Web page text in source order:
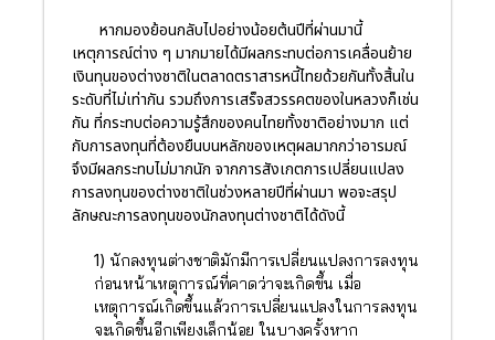
หากมองย้อนกลับไปอย่างน้อยต้นปีที่ผ่านมานี้
เหตุการณ์ต่าง ๆ มากมายได้มีผลกระทบต่อการเคลื่อนย้าย
เงินทุนของต่างชาติในตลาดตราสารหนี้ไทยด้วยกันทั้งสิ้นใน
ระดับที่ไม่เท่ากัน รวมถึงการเสร็จสวรรคตของในหลวงก็เช่น
กัน ที่กระทบต่อความรู้สึกของคนไทยทั้งชาติอย่างมาก แต่
กับการลงทุนที่ต้องยืนบนหลักของเหตุผลมากกว่าอารมณ์
จึงมีผลกระทบไม่มากนัก จากการสังเกตการเปลี่ยนแปลง
การลงทุนของต่างชาติในช่วงหลายปีที่ผ่านมา พอจะสรุป
ลักษณะการลงทุนของนักลงทุนต่างชาติได้ดังนี้
1) นักลงทุนต่างชาติมักมีการเปลี่ยนแปลงการลงทุน
ก่อนหน้าเหตุการณ์ที่คาดว่าจะเกิดขึ้น เมื่อ
เหตุการณ์เกิดขึ้นแล้วการเปลี่ยนแปลงในการลงทุน
จะเกิดขึ้นอีกเพียงเล็กน้อย ในบางครั้งหาก